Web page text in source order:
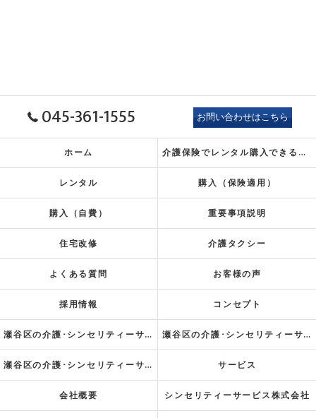
045-361-1555 お問い合わせはこちら
ホーム 介護保険でレンタル購入できるもの
レンタル 購入（保険適用）
購入（自費） 重要事項説明
住宅改修 介護タクシー
よくある質問 お客様の声
採用情報 コンセプト
瀬谷区の介護･シンセリティーサービス株式会社の口コミ情報 瀬谷区の介護･シンセリティーサービス株式会社の評判
瀬谷区の介護･シンセリティーサービス株式会社のお客様の声 サービス
会社概要 シンセリティーサービス株式会社